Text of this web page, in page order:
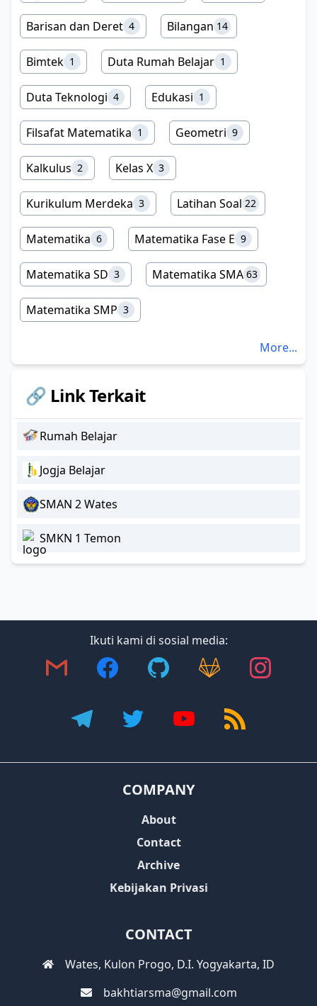
Barisan dan Deret 4 Bilangan 14
Bimtek 1 Duta Rumah Belajar 1
Duta Teknologi 4 Edukasi 1
Filsafat Matematika 1 Geometri 9
Kalkulus 2 Kelas X 3
Kurikulum Merdeka 3 Latihan Soal 22
Matematika 6 Matematika Fase E 9
Matematika SD 3 Matematika SMA 63
Matematika SMP 3
More...
🔗 Link Terkait
Rumah Belajar
Jogja Belajar
SMAN 2 Wates
SMKN 1 Temon
Ikuti kami di sosial media:
COMPANY
About
Contact
Archive
Kebijakan Privasi
CONTACT
Wates, Kulon Progo, D.I. Yogyakarta, ID
bakhtiarsma@gmail.com